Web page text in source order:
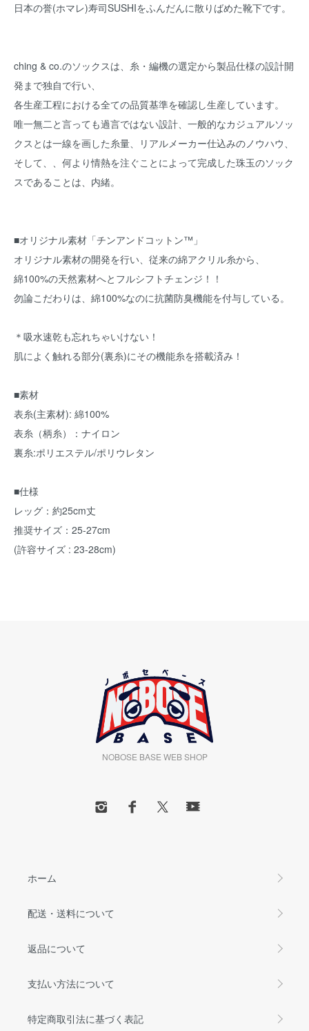
日本の誉(ホマレ)寿司SUSHIをふんだんに散りばめた靴下です。
ching & co.のソックスは、糸・編機の選定から製品仕様の設計開
発まで独自で行い、
各生産工程における全ての品質基準を確認し生産しています。
唯一無二と言っても過言ではない設計、一般的なカジュアルソッ
クスとは一線を画した糸量、リアルメーカー仕込みのノウハウ、
そして、、何より情熱を注ぐことによって完成した珠玉のソック
スであることは、内緒。
■オリジナル素材「チンアンドコットン™」
オリジナル素材の開発を行い、従来の綿アクリル糸から、
綿100%の天然素材へとフルシフトチェンジ！！
勿論こだわりは、綿100%なのに抗菌防臭機能を付与している。
＊吸水速乾も忘れちゃいけない！
肌によく触れる部分(裏糸)にその機能糸を搭載済み！
■素材
表糸(主素材): 綿100%
表糸（柄糸）：ナイロン
裏糸:ポリエステル/ポリウレタン
■仕様
レッグ：約25cm丈
推奨サイズ：25-27cm
(許容サイズ : 23-28cm)
NOBOSE BASE WEB SHOP
ホーム
配送・送料について
返品について
支払い方法について
特定商取引法に基づく表記